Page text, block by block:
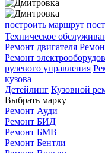
построить маршрут
Техническое
Ремонт двигателя
Ремонт
рулевого управления
кузова
Детейлинг Кузовной
Выбрать марку
Ремонт Ауди
Ремонт БИД
Ремонт БМВ
Ремонт Бентли